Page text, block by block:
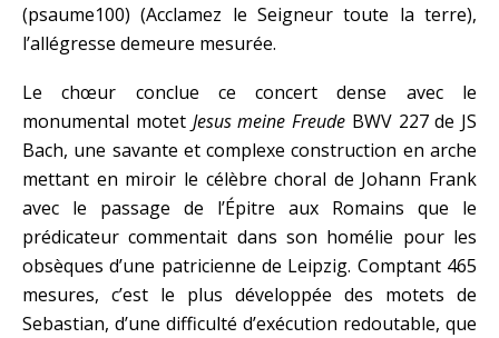
(psaume100) (Acclamez le Seigneur toute la terre),
l’allégresse demeure mesurée.
Le chœur conclue ce concert dense avec le
monumental motet Jesus meine Freude BWV 227 de JS
Bach, une savante et complexe construction en arche
mettant en miroir le célèbre choral de Johann Frank
avec le passage de l’Épitre aux Romains que le
prédicateur commentait dans son homélie pour les
obsèques d’une patricienne de Leipzig. Comptant 465
mesures, c’est le plus développée des motets de
Sebastian, d’une difficulté d’exécution redoutable, que